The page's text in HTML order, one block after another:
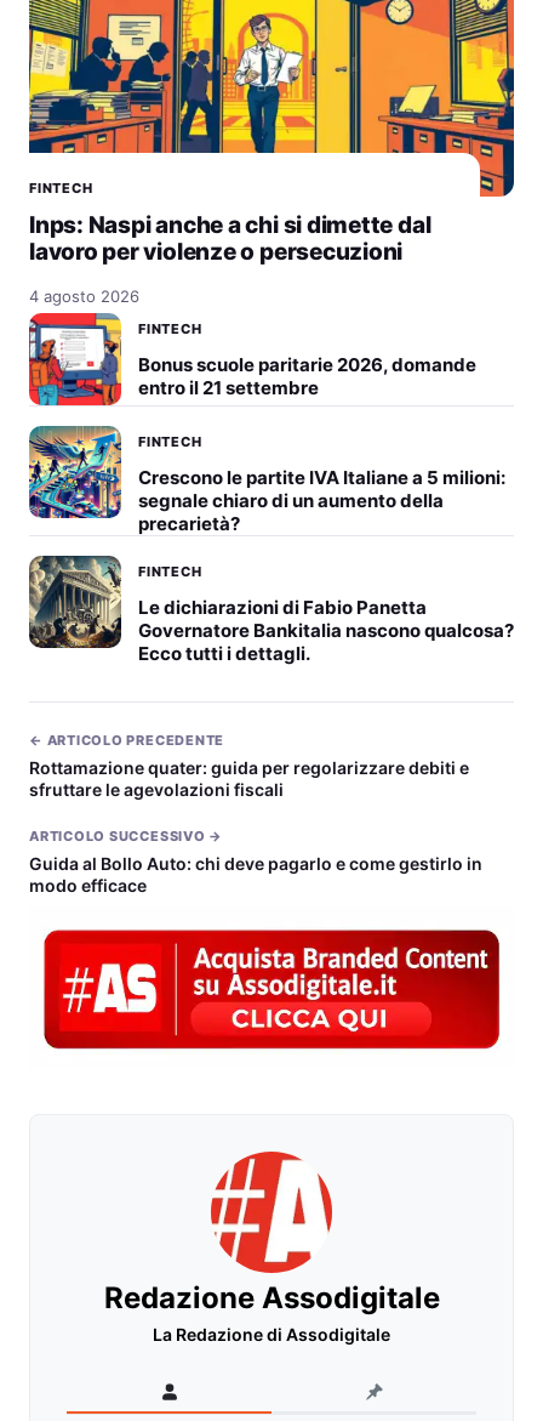
FINTECH
Inps: Naspi anche a chi si dimette dal
lavoro per violenze o persecuzioni
4 agosto 2026
FINTECH
Bonus scuole paritarie 2026, domande
entro il 21 settembre
FINTECH
Crescono le partite IVA Italiane a 5 milioni:
segnale chiaro di un aumento della
precarietà?
FINTECH
Le dichiarazioni di Fabio Panetta
Governatore Bankitalia nascono qualcosa?
Ecco tutti i dettagli.
← ARTICOLO PRECEDENTE
Rottamazione quater: guida per regolarizzare debiti e
sfruttare le agevolazioni fiscali
ARTICOLO SUCCESSIVO →
Guida al Bollo Auto: chi deve pagarlo e come gestirlo in
modo efficace
Redazione Assodigitale
La Redazione di Assodigitale